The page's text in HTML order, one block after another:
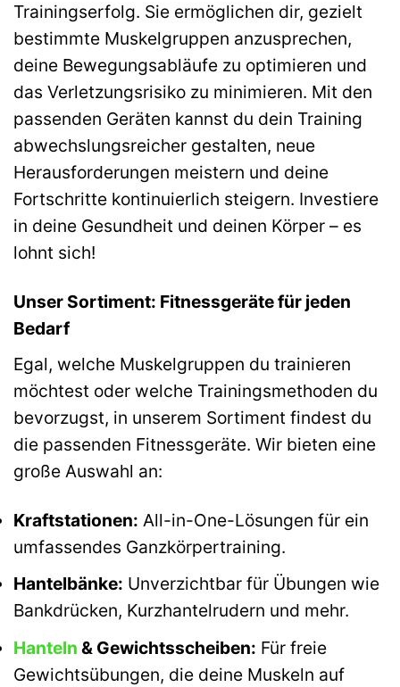
Trainingserfolg. Sie ermöglichen dir, gezielt
bestimmte Muskelgruppen anzusprechen,
deine Bewegungsabläufe zu optimieren und
das Verletzungsrisiko zu minimieren. Mit den
passenden Geräten kannst du dein Training
abwechslungsreicher gestalten, neue
Herausforderungen meistern und deine
Fortschritte kontinuierlich steigern. Investiere
in deine Gesundheit und deinen Körper – es
lohnt sich!
Unser Sortiment: Fitnessgeräte für jeden
Bedarf
Egal, welche Muskelgruppen du trainieren
möchtest oder welche Trainingsmethoden du
bevorzugst, in unserem Sortiment findest du
die passenden Fitnessgeräte. Wir bieten eine
große Auswahl an:
Kraftstationen: All-in-One-Lösungen für ein
umfassendes Ganzkörpertraining.
Hantelbänke: Unverzichtbar für Übungen wie
Bankdrücken, Kurzhantelrudern und mehr.
Hanteln & Gewichtsscheiben: Für freie
Gewichtsübungen, die deine Muskeln auf